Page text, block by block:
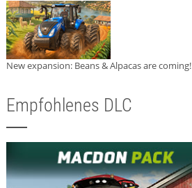
New expansion: Beans & Alpacas are coming!
Empfohlenes DLC